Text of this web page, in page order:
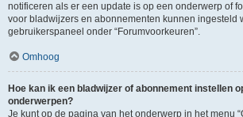
notificeren als er een update is op een onderwerp of
voor bladwijzers en abonnementen kunnen ingesteld
gebruikerspaneel onder “Forumvoorkeuren”.
Omhoog
Hoe kan ik een bladwijzer of abonnement instellen
onderwerpen?
Je kunt op de pagina van het onderwerp in het menu